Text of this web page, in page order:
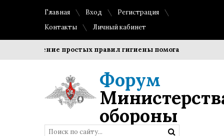
Главная Вход
Регистрация
Контакты
Личный кабинет
Соблюдение простых правил гигиены помогает
Форум
обороны